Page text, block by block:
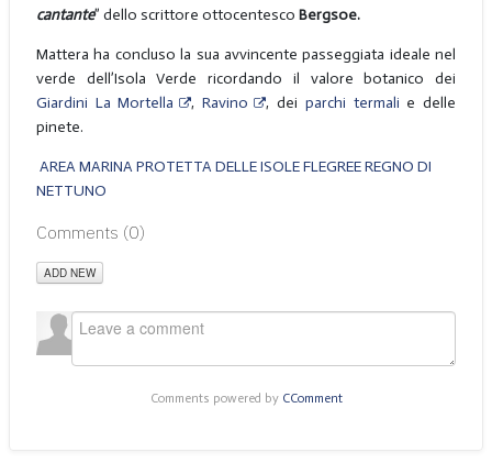
cantante” dello scrittore ottocentesco Bergsoe.
Mattera ha concluso la sua avvincente passeggiata ideale nel
verde dell’Isola Verde ricordando il valore botanico dei
Giardini La Mortella
,Ravino , dei parchi termali e delle
pinete.
AREA MARINA PROTETTA DELLE ISOLE FLEGREE REGNO DI
NETTUNO
Comments (0)
ADD NEW
Comments powered by CComment